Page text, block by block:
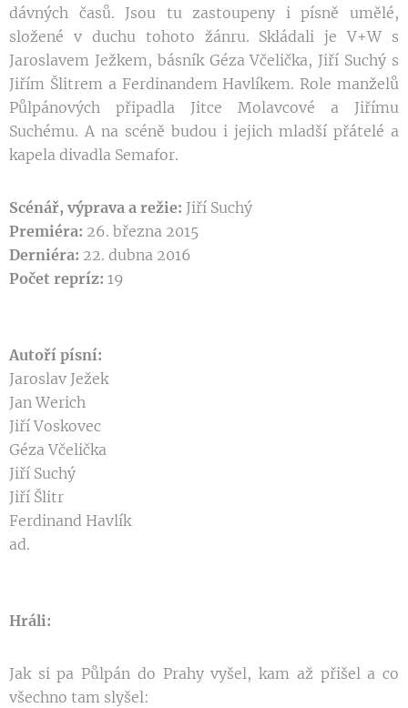
dávných časů. Jsou tu zastoupeny i písně umělé,
složené v duchu tohoto žánru. Skládali je V+W s
Jaroslavem Ježkem, básník Géza Včelička, Jiří Suchý s
Jiřím Šlitrem a Ferdinandem Havlíkem. Role manželů
Půlpánových připadla Jitce Molavcové a Jiřímu
Suchému. A na scéně budou i jejich mladší přátelé a
kapela divadla Semafor.
Scénář, výprava a režie: Jiří Suchý
Premiéra: 26. března 2015
Derniéra: 22. dubna 2016
Počet repríz: 19
Autoří písní:
Jaroslav Ježek
Jan Werich
Jiří Voskovec
Géza Včelička
Jiří Suchý
Jiří Šlitr
Ferdinand Havlík
ad.
Hráli:
Jak si pa Půlpán do Prahy vyšel, kam až přišel a co
všechno tam slyšel: